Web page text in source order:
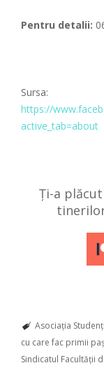
Pentru detalii:
Sursa:
https://
active_tab=about
Ți-a
Asociația
cu care fac primii
Sindicatul Facultăţii